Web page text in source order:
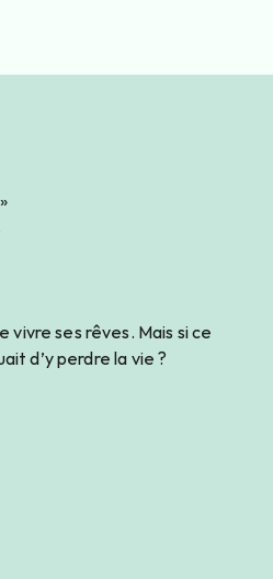
vivre ses rêves. Mais si ce
d’y perdre la vie ?